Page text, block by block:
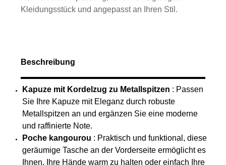
Kleidungsstück und angepasst an Ihren Stil.
Beschreibung
Kapuze mit Kordelzug zu Metallspitzen : Passen
Sie Ihre Kapuze mit Eleganz durch robuste
Metallspitzen an und ergänzen Sie eine moderne
und raffinierte Note.
Poche kangourou : Praktisch und funktional, diese
geräumige Tasche an der Vorderseite ermöglicht es
Ihnen, Ihre Hände warm zu halten oder einfach Ihre